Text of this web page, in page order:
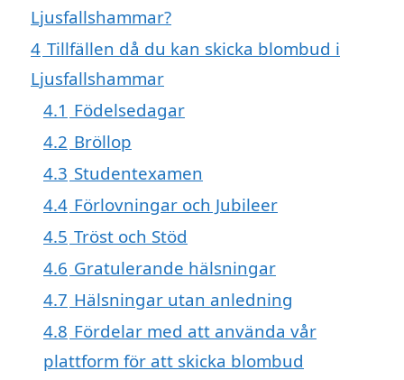
Ljusfallshammar?
4 Tillfällen då du kan skicka blombud i
Ljusfallshammar
4.1 Födelsedagar
4.2 Bröllop
4.3 Studentexamen
4.4 Förlovningar och Jubileer
4.5 Tröst och Stöd
4.6 Gratulerande hälsningar
4.7 Hälsningar utan anledning
4.8 Fördelar med att använda vår
plattform för att skicka blombud